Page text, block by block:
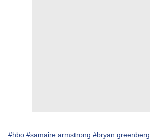
#hbo #samaire armstrong #bryan greenberg